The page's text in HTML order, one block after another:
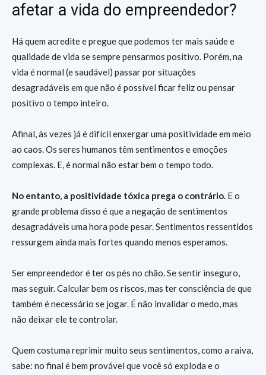
afetar a vida do empreendedor?
Há quem acredite e pregue que podemos ter mais saúde e
qualidade de vida se sempre pensarmos positivo. Porém, na
vida é normal (e saudável) passar por situações
desagradáveis em que não é possível ficar feliz ou pensar
positivo o tempo inteiro.
Afinal, às vezes já é difícil enxergar uma positividade em meio
ao caos. Os seres humanos têm sentimentos e emoções
complexas. E, é normal não estar bem o tempo todo.
No entanto, a positividade tóxica prega o contrário. E o
grande problema disso é que a negação de sentimentos
desagradáveis uma hora pode pesar. Sentimentos ressentidos
ressurgem ainda mais fortes quando menos esperamos.
Ser empreendedor é ter os pés no chão. Se sentir inseguro,
mas seguir. Calcular bem os riscos, mas ter consciência de que
também é necessário se jogar. É não invalidar o medo, mas
não deixar ele te controlar.
Quem costuma reprimir muito seus sentimentos, como a raiva,
sabe: no final é bem provável que você só exploda e o